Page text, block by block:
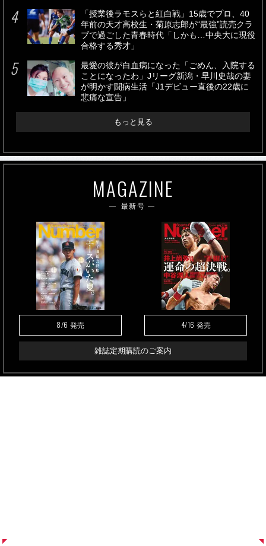
「授業後ラモスらと紅白戦」15歳でプロ、40
年前の天才高校生・菊原志郎が“最強”読売クラ
ブで過ごした青春時代「しかも…中央大に現役
合格する秀才」
最愛の彼が白血病になった「ごめん、入院する
ことになったわ」Jリーグ新潟・早川史哉の妻
が明かす闘病生活「J1デビュー直後の22歳に
悲痛な宣告」
もっと見る
MAGAZINE
最新号
8/6 発売 4/16 発売
雑誌定期購読のご案内